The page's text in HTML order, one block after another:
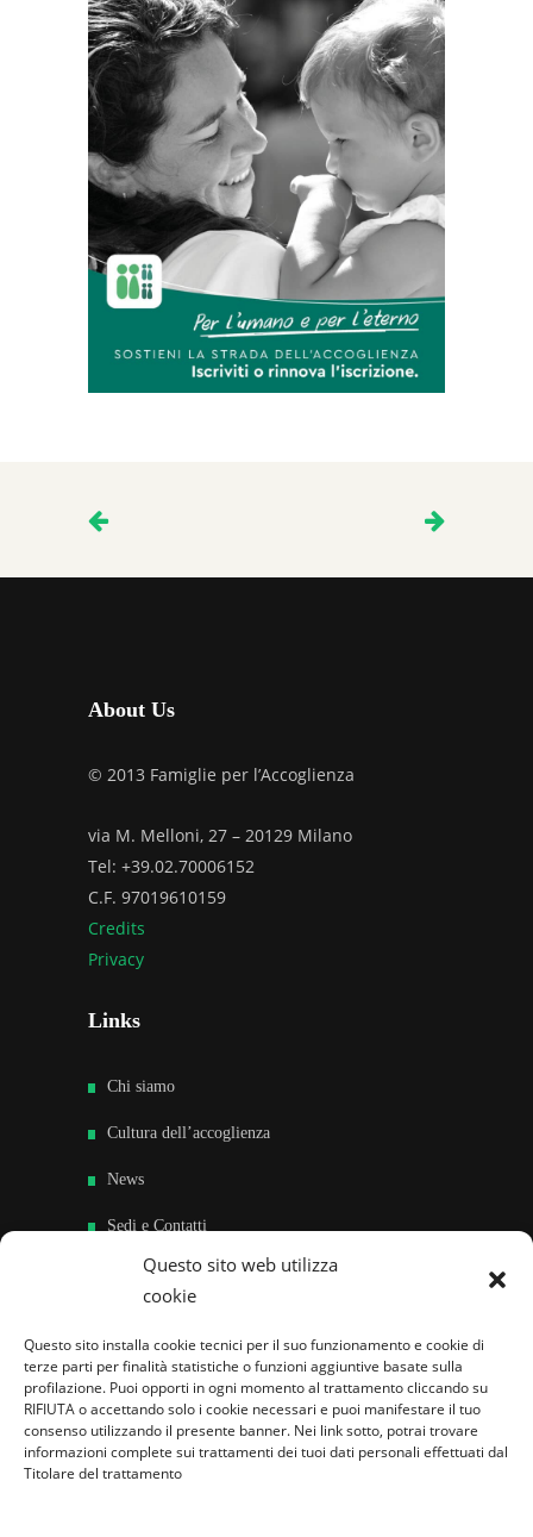
Questo sito web utilizza
cookie
Questo sito installa cookie tecnici per il suo funzionamento e cookie di
terze parti per finalità statistiche o funzioni aggiuntive basate sulla
profilazione. Puoi opporti in ogni momento al trattamento cliccando su
RIFIUTA o accettando solo i cookie necessari e puoi manifestare il tuo
consenso utilizzando il presente banner. Nei link sotto, potrai trovare
informazioni complete sui trattamenti dei tuoi dati personali effettuati dal
Titolare del trattamento
About Us
© 2013 Famiglie per l’Accoglienza
via M. Melloni, 27 – 20129 Milano
Tel: +39.02.70006152
C.F. 97019610159
Credits
Privacy
Links
Chi siamo
Cultura dell’accoglienza
News
Sedi e Contatti
Sostieni
Famiglie per l’accoglienza nel mondo